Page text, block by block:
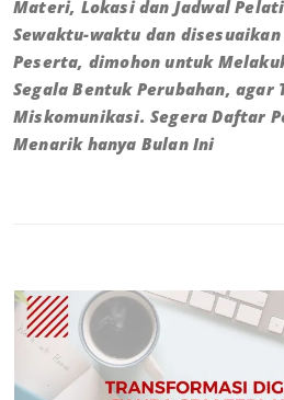
Materi, Lokasi dan Jadwal
Sewaktu-waktu dan
Peserta, dimohon untuk
Segala Bentuk Perubahan, agar
Miskomunikasi. Segera Daftar
Menarik hanya Bulan Ini